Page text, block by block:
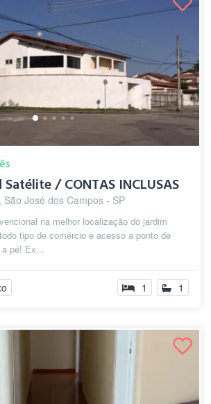
/ CONTAS INCLUSAS
São José dos Campos - SP
na melhor localização do jardim
tipo de comércio e acesso a ponto de
pé! Ex...
1 1